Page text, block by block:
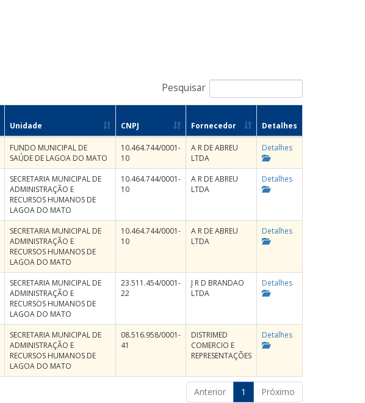
Pesquisar
Unidade CNPJ Fornecedor Detalhes
FUNDO MUNICIPAL DE
SAÚDE DE LAGOA DO MATO
10.464.744/0001-
10
A R DE ABREU
LTDA
Detalhes
SECRETARIA MUNICIPAL DE
ADMINISTRAÇÃO E
RECURSOS HUMANOS DE
LAGOA DO MATO
10.464.744/0001-
10
A R DE ABREU
LTDA
Detalhes
SECRETARIA MUNICIPAL DE
ADMINISTRAÇÃO E
RECURSOS HUMANOS DE
LAGOA DO MATO
10.464.744/0001-
10
A R DE ABREU
LTDA
Detalhes
SECRETARIA MUNICIPAL DE
ADMINISTRAÇÃO E
RECURSOS HUMANOS DE
LAGOA DO MATO
23.511.454/0001-
22
J R D BRANDAO
LTDA
Detalhes
SECRETARIA MUNICIPAL DE
ADMINISTRAÇÃO E
RECURSOS HUMANOS DE
LAGOA DO MATO
08.516.958/0001-
41
DISTRIMED
COMERCIO E
REPRESENTAÇÕES
Detalhes
Anterior 1 Próximo